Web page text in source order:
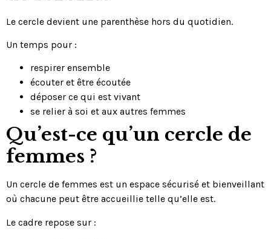
Le cercle devient une parenthèse hors du quotidien.
Un temps pour :
respirer ensemble
écouter et être écoutée
déposer ce qui est vivant
se relier à soi et aux autres femmes
Qu’est-ce qu’un cercle de
femmes ?
Un cercle de femmes est un espace sécurisé et bienveillant
où chacune peut être accueillie telle qu’elle est.
Le cadre repose sur :